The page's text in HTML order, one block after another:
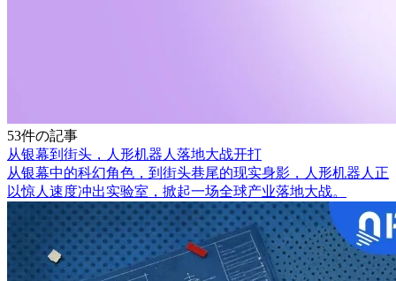
53件の記事
从银幕到街头，人形机器人落地大战开打
从银幕中的科幻角色，到街头巷尾的现实身影，人形机器人正
以惊人速度冲出实验室，掀起一场全球产业落地大战。